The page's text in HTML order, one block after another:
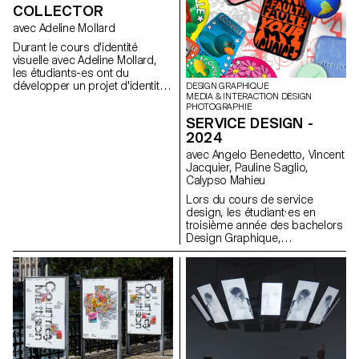
univers, ainsi de mon intérêt à
métaphoriser des visions
numériques en concepts
tangibles, créant ainsi des jeux
d’esprits permettant de
questionner en continu la
société digitale dans laquelle
COLLECTOR
avec Adeline Mollard
Durant le cours d'identité
visuelle avec Adeline Mollard,
les étudiants-es ont du
développer un projet d'identité
DESIGN GRAPHIQUE
MEDIA & INTERACTION DESIGN
PHOTOGRAPHIE
SERVICE DESIGN -
2024
avec Angelo Benedetto, Vincent
Jacquier, Pauline Saglio,
Calypso Mahieu
Lors du cours de service
design, les étudiant·es en
troisième année des bachelors
Design Graphique,
Photographie et Media &
collaboré·e sur des projets
multisupports. Cette
collaboration, organisée entre
le département de
Communication Visuelle, avait
(Sustainable Development